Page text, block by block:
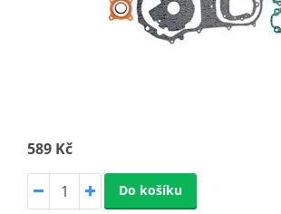
589 Kč
Do košíku